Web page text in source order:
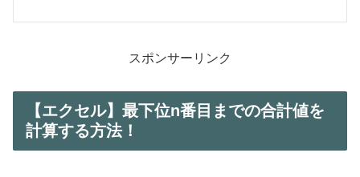
スポンサーリンク
【エクセル】最下位n番目までの合計値を
計算する方法！